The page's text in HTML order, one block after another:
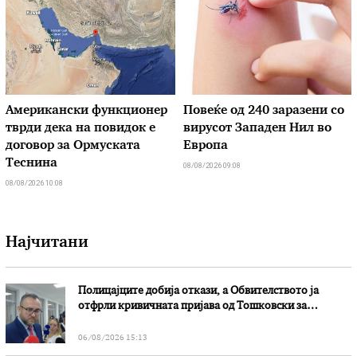
Американски функционер
тврди дека на повидок е
договор за Ормуската
Теснина
08/08/2026 10:08
Повеќе од 240 заразени со
вирусот Западен Нил во
Европа
08/08/2026 09:08
Најчитани
Полицајците добија откази, а Обвителството ја
отфрли кривичната пријава од Тошковски за
06/08/2026 15:13